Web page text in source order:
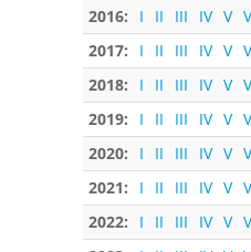
2016:
I II III IV V
2017:
I II III IV V
2018:
I II III IV V
2019:
I II III IV V
2020:
I II III IV V
2021:
I II III IV V
2022:
I II III IV V